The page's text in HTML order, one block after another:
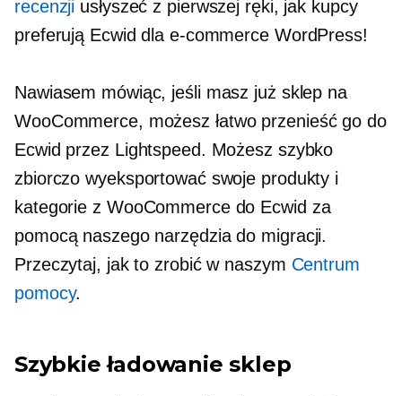
recenzji usłyszeć z pierwszej ręki, jak kupcy
preferują Ecwid dla e-commerce WordPress!
Nawiasem mówiąc, jeśli masz już sklep na
WooCommerce, możesz łatwo przenieść go do
Ecwid przez Lightspeed. Możesz szybko
zbiorczo wyeksportować swoje produkty i
kategorie z WooCommerce do Ecwid za
pomocą naszego narzędzia do migracji.
Przeczytaj, jak to zrobić w naszym Centrum
pomocy.
Szybkie ładowanie sklep